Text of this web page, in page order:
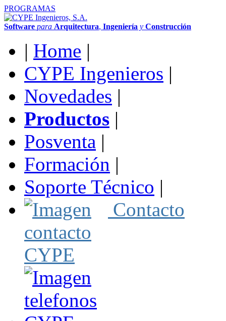
PROGRAMAS
Software para Arquitectura, Ingeniería y Construcción
| Home |
CYPE Ingenieros |
Novedades |
Productos |
Posventa |
Formación |
Soporte Técnico |
Contacto